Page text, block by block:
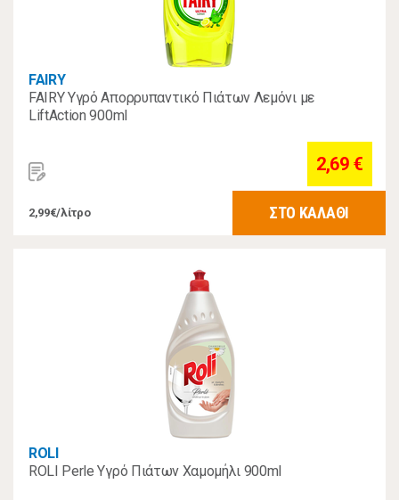
FAIRY
FAIRY Υγρό Απορρυπαντικό Πιάτων Λεμόνι με
LiftAction 900ml
2,69 €
2,99€/λίτρο ΣΤΟ ΚΑΛΑΘΙ
ROLI
ROLI Perle Υγρό Πιάτων Χαμομήλι 900ml